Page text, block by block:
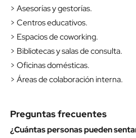
> Asesorías y gestorías.
> Centros educativos.
> Espacios de coworking.
> Bibliotecas y salas de consulta.
> Oficinas domésticas.
> Áreas de colaboración interna.
Preguntas frecuentes
¿Cuántas personas pueden